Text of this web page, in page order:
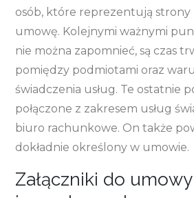
osób, które reprezentują strony
umowę. Kolejnymi ważnymi
nie można zapomnieć, są czas
pomiędzy podmiotami oraz
świadczenia usług. Te ostatnie
połączone z zakresem usług
biuro rachunkowe. On także
dokładnie określony w umowie.
Załączniki do